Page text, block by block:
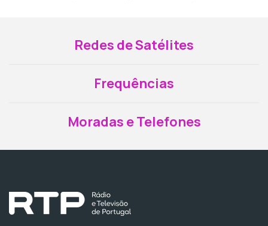
Redes de Satélites
Frequências
Moradas e Telefones